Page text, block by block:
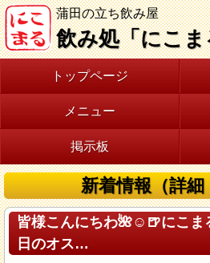
蒲田の立ち飲み屋
飲み処「にこ
トップページ
メニュー
掲示板
新着情報（詳細
皆様こんにちわ🌺☺️🍺にこま
日のオス…